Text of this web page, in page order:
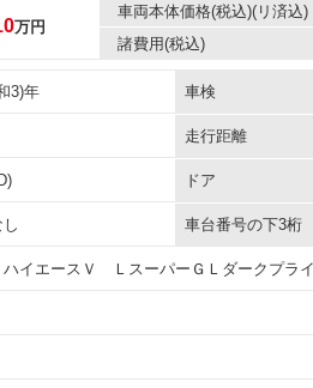
万円
車両本体価格(税込)(リ済込)
諸費用(税込)
3)年 車検
走行距離
ドア
車台番号の下3桁
イエースＶ ＬスーパーＧＬダークプラ